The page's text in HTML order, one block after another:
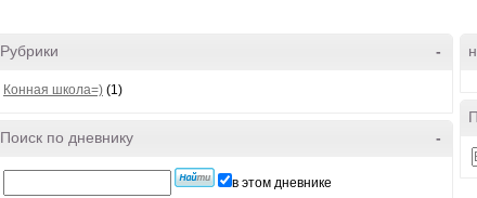
-
Рубрики
Конная школа=) (1)
-
Поиск по дневнику
в этом дневнике